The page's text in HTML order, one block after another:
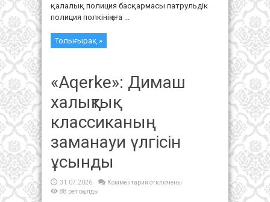
қалалық полиция басқармасы патрульдік
полиция полкінің аға ...
Толығырақ »
«Aqerke»: Димаш
халықтық
классиканың
заманауи үлгісін
ұсынды
31.07.2026 Комментарии котключены
88 рет оқылды